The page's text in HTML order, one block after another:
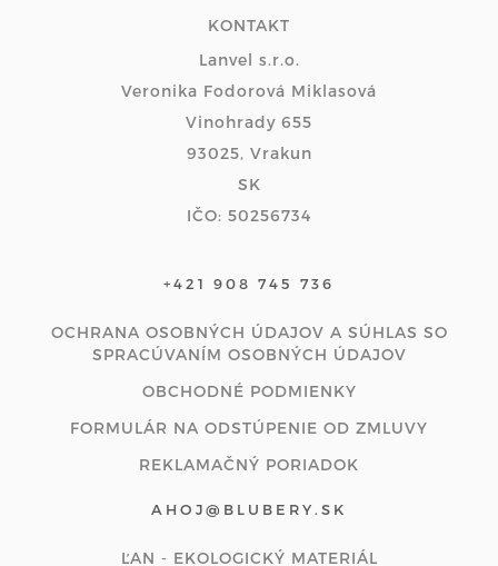
KONTAKT
Lanvel s.r.o.
Veronika Fodorová Miklasová
Vinohrady 655
93025, Vrakun
SK
IČO: 50256734
+421 908 745 736
OCHRANA OSOBNÝCH ÚDAJOV A SÚHLAS SO
SPRACÚVANÍM OSOBNÝCH ÚDAJOV
OBCHODNÉ PODMIENKY
FORMULÁR NA ODSTÚPENIE OD ZMLUVY
REKLAMAČNÝ PORIADOK
AHOJ@BLUBERY.SK
ĽAN - EKOLOGICKÝ MATERIÁL